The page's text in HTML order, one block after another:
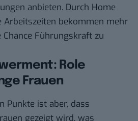
anbieten. Durch Home
bekommen mehr
Führungskraft zu
Role
Frauen
Punkte ist aber, dass
gezeigt wird, was